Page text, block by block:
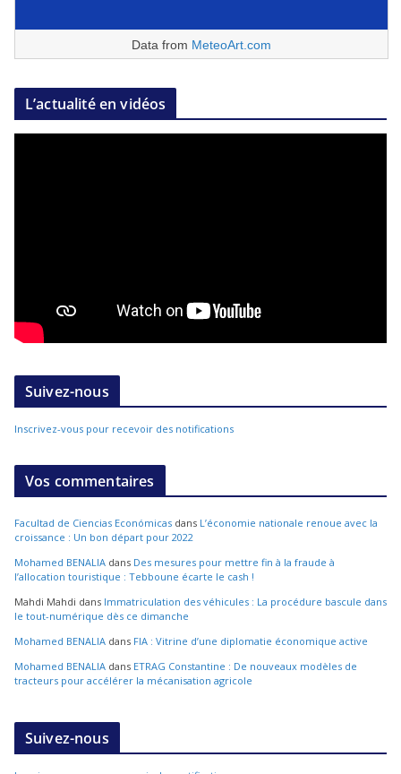
Data from MeteoArt.com
L’actualité en vidéos
Suivez-nous
Inscrivez-vous pour recevoir des notifications
Vos commentaires
Facultad de Ciencias Económicas dans L’économie nationale renoue avec la
croissance : Un bon départ pour 2022
Mohamed BENALIA dans Des mesures pour mettre fin à la fraude à
l’allocation touristique : Tebboune écarte le cash !
Mahdi Mahdi dans Immatriculation des véhicules : La procédure bascule dans
le tout-numérique dès ce dimanche
Mohamed BENALIA dans FIA : Vitrine d’une diplomatie économique active
Mohamed BENALIA dans ETRAG Constantine : De nouveaux modèles de
tracteurs pour accélérer la mécanisation agricole
Suivez-nous